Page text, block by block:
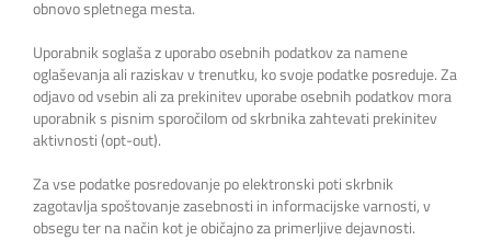
obnovo spletnega mesta.
Uporabnik soglaša z uporabo osebnih podatkov za namene
oglaševanja ali raziskav v trenutku, ko svoje podatke posreduje. Za
odjavo od vsebin ali za prekinitev uporabe osebnih podatkov mora
uporabnik s pisnim sporočilom od skrbnika zahtevati prekinitev
aktivnosti (opt-out).
Za vse podatke posredovanje po elektronski poti skrbnik
zagotavlja spoštovanje zasebnosti in informacijske varnosti, v
obsegu ter na način kot je običajno za primerljive dejavnosti.